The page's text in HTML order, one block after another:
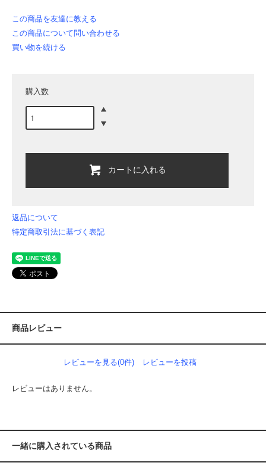
この商品を友達に教える
この商品について問い合わせる
買い物を続ける
購入数
カートに入れる
返品について
特定商取引法に基づく表記
商品レビュー
レビューを見る(0件) レビューを投稿
レビューはありません。
一緒に購入されている商品